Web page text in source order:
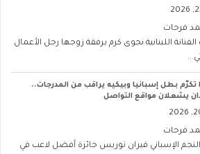
فرحات
اللبنانية نجوى كرم برفقة زوجها رجل الأعمال
تكرّم بطل إسبانيا وبيكيه يراقب من المدرجات..
يشعلان مواقع التواصل
فرحات
الإسباني فيران توريس جائزة أفضل لاعب في